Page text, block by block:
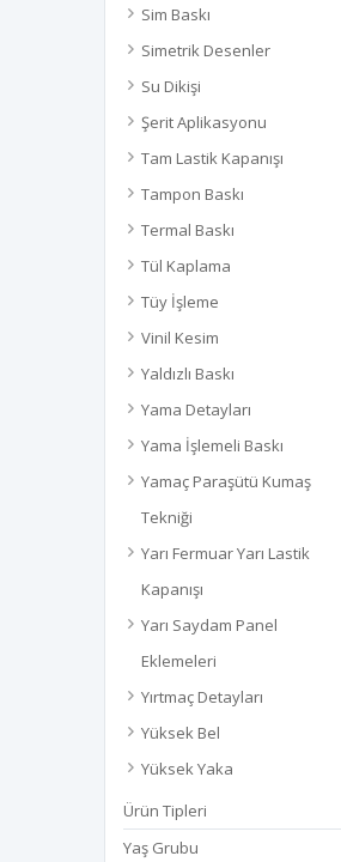
Sim Baskı
Simetrik Desenler
Su Dikişi
Şerit Aplikasyonu
Tam Lastik Kapanışı
Tampon Baskı
Termal Baskı
Tül Kaplama
Tüy İşleme
Vinil Kesim
Yaldızlı Baskı
Yama Detayları
Yama İşlemeli Baskı
Yamaç Paraşütü Kumaş
Tekniği
Yarı Fermuar Yarı Lastik
Kapanışı
Yarı Saydam Panel
Eklemeleri
Yırtmaç Detayları
Yüksek Bel
Yüksek Yaka
Ürün Tipleri
Yaş Grubu